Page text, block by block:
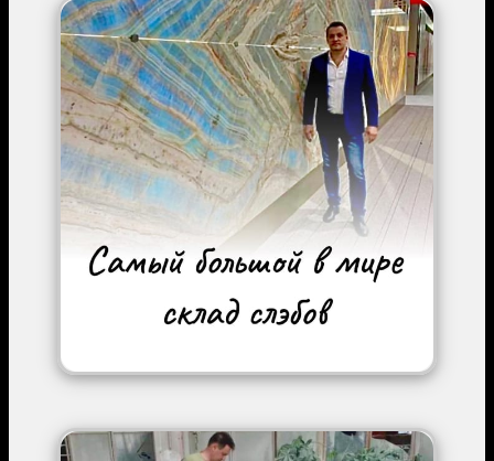
Image
Image